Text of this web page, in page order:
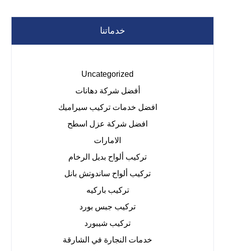
خدماتنا
Uncategorized
أفضل شركة دهانات
افضل خدمات تركيب سيراميك
افضل شركة عزل اسطح
الامارات
تركيب ألواح بديل الرخام
تركيب ألواح ساندوتش بانل
تركيب باركيه
تركيب جبس بورد
تركيب شيبورد
خدمات النجارة في الشارقة